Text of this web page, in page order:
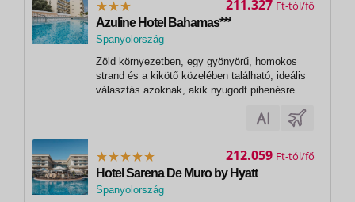
teraszingyenes vezeték nélküli...
Azuline Hotel Bahamas***
Spanyolország
Zöld környezetben, egy gyönyörű, homokos
strand és a kikötő közelében található, ideális
választás azoknak, akik nyugodt pihenésre
kikapcsolódni. A vendégek rendelkezésére áll
bár....
211.327 Ft
Hotel Sarena De Muro by Hyatt
Spanyolország
212.059 Ft